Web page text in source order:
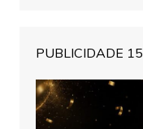
PUBLICIDADE 15